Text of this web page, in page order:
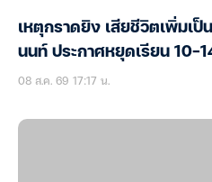
เหตุกราดยิง เสียชีวิตเพิ่มเป็
นนท์ ประกาศหยุดเรียน 10-
08 ส.ค. 69 17:17 น.